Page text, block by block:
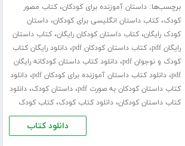
برچسب‌ها:داستان آموزنده برای کودکان،کتاب مصور
کودک،کتاب داستان انگلیسی برای کودکان،داستان
کودک رایگان،کتاب داستان کودکان رایگان،کتاب داستان
رایگان pdf
،کتاب داستان کودکان pdf ،دانلود رایگان کتاب
کودک و نوجوان pdf
،دانلود کتاب داستان کودکانه رایگان
pdf،دانلود کتاب داستان آموزنده برای کودکان pdf ،دانلود
کتاب داستان کودکان به صورت pdf
،داستان کودک،دانلود
کتاب داستان کودکان،دانلود کتاب کودک،کتاب کودک
دانلود کتاب